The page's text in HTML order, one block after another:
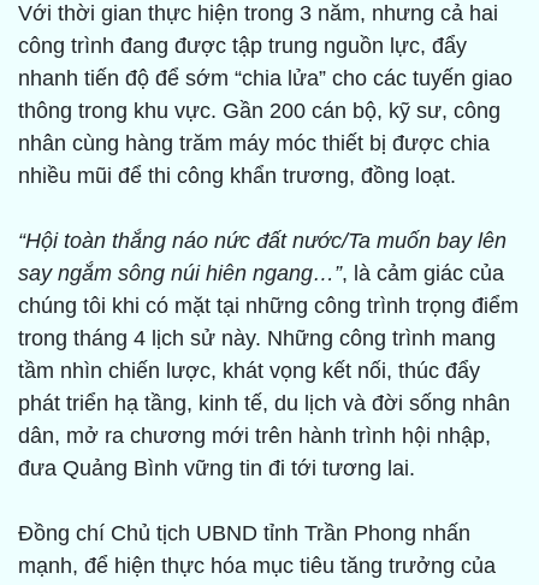
Với thời gian thực hiện trong 3 năm, nhưng cả hai
công trình đang được tập trung nguồn lực, đẩy
nhanh tiến độ để sớm “chia lửa” cho các tuyến giao
thông trong khu vực. Gần 200 cán bộ, kỹ sư, công
nhân cùng hàng trăm máy móc thiết bị được chia
nhiều mũi để thi công khẩn trương, đồng loạt.
“Hội toàn thắng náo nức đất nước/Ta muốn bay lên
say ngắm sông núi hiên ngang…”, là cảm giác của
chúng tôi khi có mặt tại những công trình trọng điểm
trong tháng 4 lịch sử này. Những công trình mang
tầm nhìn chiến lược, khát vọng kết nối, thúc đẩy
phát triển hạ tầng, kinh tế, du lịch và đời sống nhân
dân, mở ra chương mới trên hành trình hội nhập,
đưa Quảng Bình vững tin đi tới tương lai.
Đồng chí Chủ tịch UBND tỉnh Trần Phong nhấn
mạnh, để hiện thực hóa mục tiêu tăng trưởng của